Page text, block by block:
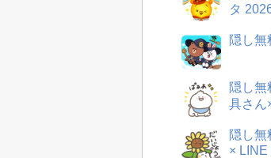
タ
隠し無
隠し無
具さん
隠し無
× LINE